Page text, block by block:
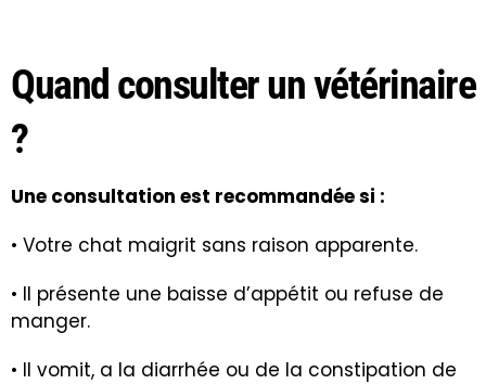
Quand consulter un vétérinaire
?
Une consultation est recommandée si :
• Votre chat maigrit sans raison apparente.
• Il présente une baisse d’appétit ou refuse de
manger.
• Il vomit, a la diarrhée ou de la constipation de